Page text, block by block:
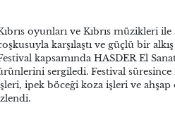
oyunları ve Kıbrıs müzikleri
karşılaştı ve güçlü bir alkış
kapsamında HASDER El
sergiledi. Festival süresince
ipek böceği koza işleri ve